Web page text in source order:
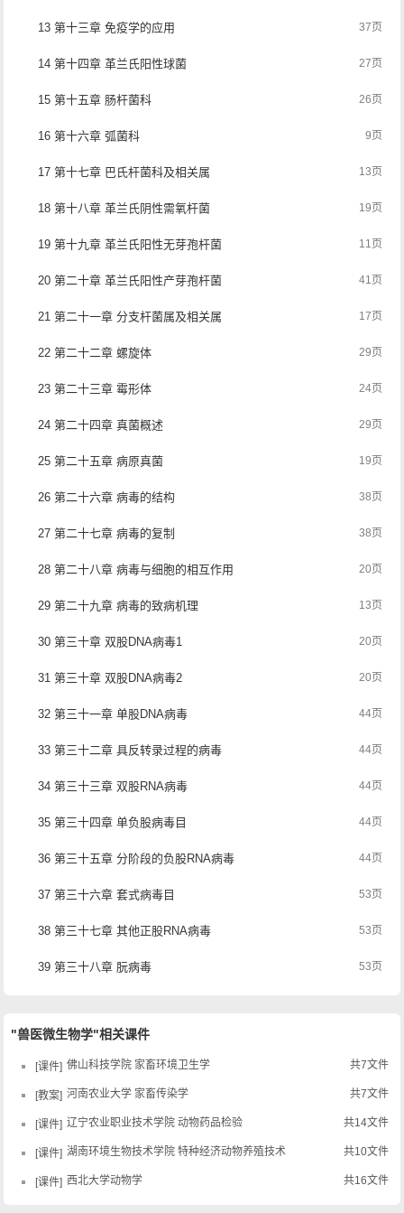
13 第十三章 免疫学的应用 37页
14 第十四章 革兰氏阳性球菌 27页
15 第十五章 肠杆菌科 26页
16 第十六章 弧菌科 9页
17 第十七章 巴氏杆菌科及相关属 13页
18 第十八章 革兰氏阴性需氧杆菌 19页
19 第十九章 革兰氏阳性无芽孢杆菌 11页
20 第二十章 革兰氏阳性产芽孢杆菌 41页
21 第二十一章 分支杆菌属及相关属 17页
22 第二十二章 螺旋体 29页
23 第二十三章 霉形体 24页
24 第二十四章 真菌概述 29页
25 第二十五章 病原真菌 19页
26 第二十六章 病毒的结构 38页
27 第二十七章 病毒的复制 38页
28 第二十八章 病毒与细胞的相互作用 20页
29 第二十九章 病毒的致病机理 13页
30 第三十章 双股DNA病毒1 20页
31 第三十章 双股DNA病毒2 20页
32 第三十一章 单股DNA病毒 44页
33 第三十二章 具反转录过程的病毒 44页
34 第三十三章 双股RNA病毒 44页
35 第三十四章 单负股病毒目 44页
36 第三十五章 分阶段的负股RNA病毒 44页
37 第三十六章 套式病毒目 53页
38 第三十七章 其他正股RNA病毒 53页
39 第三十八章 朊病毒 53页
"兽医微生物学"相关课件
课件 佛山科技学院 家畜环境卫生学 共7文件
教案 河南农业大学 家畜传染学 共7文件
课件 辽宁农业职业技术学院 动物药品检验 共14文件
课件 湖南环境生物技术学院 特种经济动物养殖技术 共10文件
课件 西北大学动物学 共16文件